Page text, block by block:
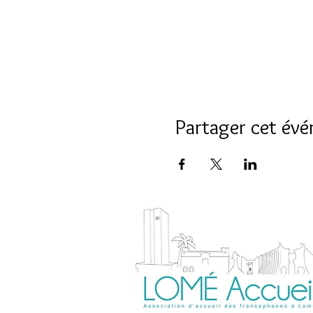
Partager cet